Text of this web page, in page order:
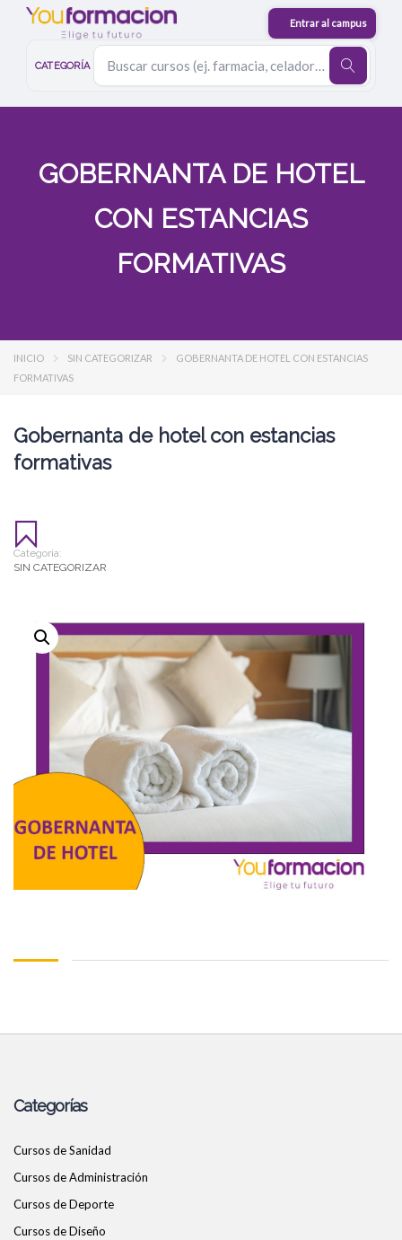
CATEGORÍA
GOBERNANTA DE HOTEL
CON ESTANCIAS
FORMATIVAS
INICIO SIN CATEGORIZAR
GOBERNANTA DE HOTEL CON ESTANCIAS
FORMATIVAS
Gobernanta de hotel con estancias
formativas
Categoría:
SIN CATEGORIZAR
Categorías
Cursos de Sanidad
Cursos de Administración
Cursos de Deporte
Cursos de Diseño